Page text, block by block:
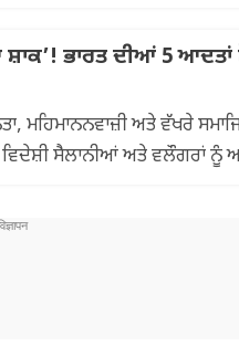
ਭਾਰਤ ਦੀਆਂ 5
ਮਹਿਮਾਨਨਵਾਜ਼ੀ ਅਤੇ ਵੱਖਰੇ
ਸੈਲਾਨੀਆਂ ਅਤੇ ਵਲੌਗਰਾਂ ਨੂੰ